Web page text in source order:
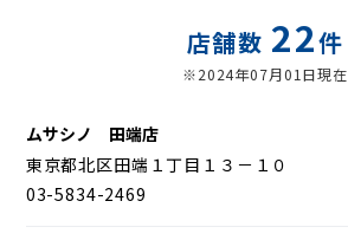
店舗数 22件
※2024年07月01日現在
ムサシノ 田端店
東京都北区田端１丁目１３－１０
03-5834-2469